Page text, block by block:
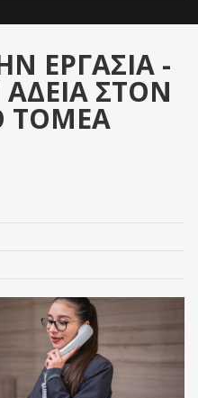
ΕΡΓΑΣΙΑ -
ΣΤΟΝ
ΤΟΜΕΑ